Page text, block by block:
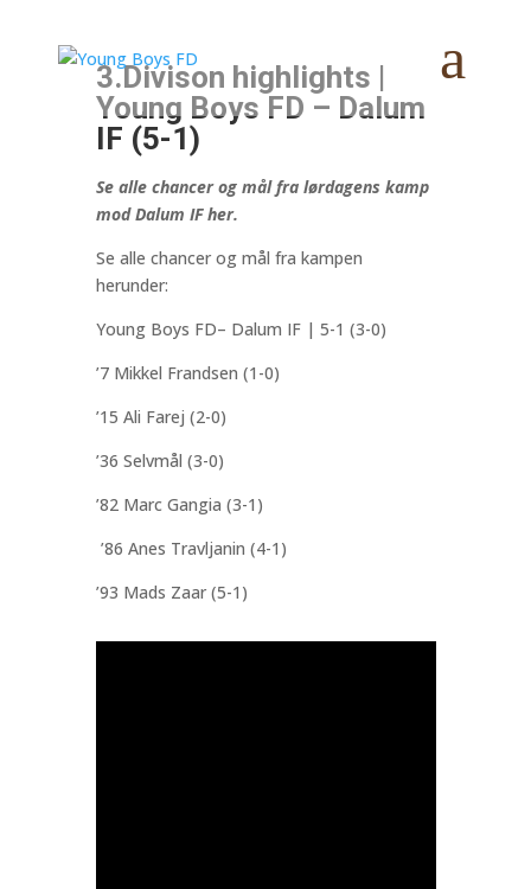
3.Divison highlights |
Young Boys FD – Dalum
IF (5-1)
Se alle chancer og mål fra lørdagens kamp
mod Dalum IF her.
Se alle chancer og mål fra kampen
herunder:
Young Boys FD– Dalum IF | 5-1 (3-0)
’7 Mikkel Frandsen (1-0)
’15 Ali Farej (2-0)
’36 Selvmål (3-0)
’82 Marc Gangia (3-1)
’86 Anes Travljanin (4-1)
’93 Mads Zaar (5-1)